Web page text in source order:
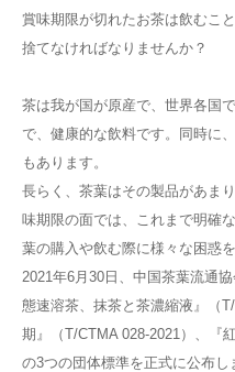
賞味期限が切れたお茶は飲むこ
捨てなければなりませんか？
茶は我が国が原産で、世界各国
で、健康的な飲料です。同時に
もあります。
長らく、茶葉はその製品があま
味期限の面では、これまで明確
葉の購入や飲む際に様々な困惑
2021年6月30日、中国茶葉流通
態速溶茶、抹茶と茶濃縮液』（
期』（T/CTMA 028-2021）、『
の3つの団体標準を正式に公布